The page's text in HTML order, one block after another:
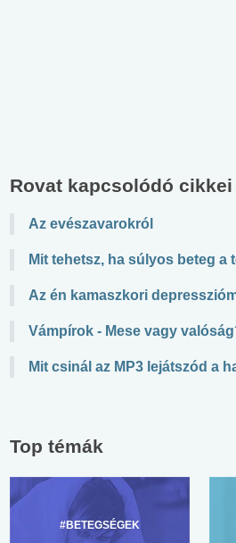
Rovat kapcsolódó cikkei
Az evészavarokról
Mit tehetsz, ha súlyos beteg a
Az én kamaszkori
Vámpírok - Mese vagy
Mit csinál az MP3 lejátszód a
Top témák
#BETEGSÉGEK